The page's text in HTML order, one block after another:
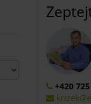
+420